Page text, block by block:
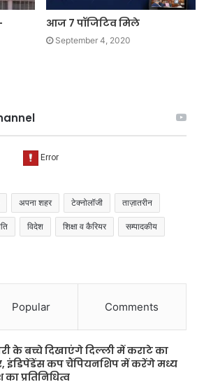
आज 7 पॉजिटिव मिले
September 4, 2020
अपना शहर टेक्नोलॉजी ताज़ातरीन
विदेश शिक्षा व कैरियर सम्पादकीय
Popular Comments
के बच्चे दिखाएंगे दिल्ली में कराटे का
इंडिपेंडेंस कप चैंपियनशिप में करेंगे मध्य
का प्रतिनिधित्व